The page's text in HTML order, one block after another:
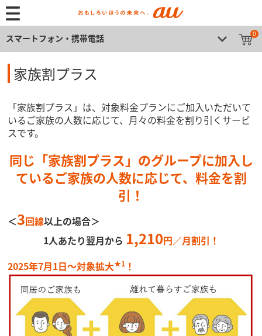
スマートフォン・携帯電話 0
家族割プラス
「家族割プラス」は、対象料金プランにご加入いただいて
いるご家族の人数に応じて、月々の料金を割り引くサービ
スです。
同じ「家族割プラス」のグループに加入し
ているご家族の人数に応じて、料金を割
引！
＜3回線以上の場合＞
1人あたり翌月から 1,210円／月割引！
2025年7月1日～対象拡大★1 ！